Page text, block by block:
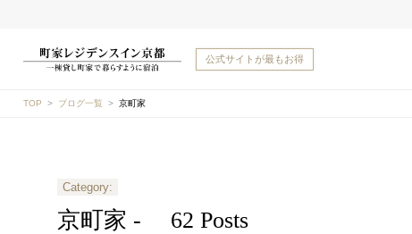
公式サイトが最もお得
TOP ブログ一覧 京町家
Category:
京町家 - 62 Posts